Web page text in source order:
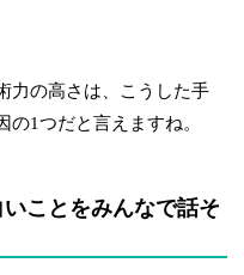
力の高さは、こうした手
1つだと言えますね。
ことをみんなで話そ